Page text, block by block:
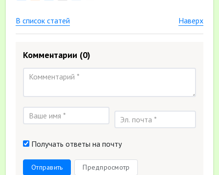
В список статей Наверх
Комментарии (0)
Получать ответы на почту
Отправить Предпросмотр